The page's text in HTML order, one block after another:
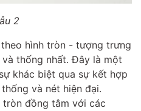
2
hình tròn - tượng trưng
thống nhất. Đây là một
khác biệt qua sự kết hợp
và nét hiện đại.
tròn đồng tâm với các